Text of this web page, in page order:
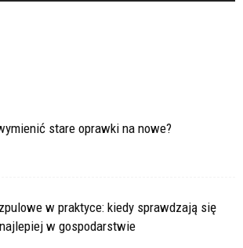
stare oprawki na nowe?
w praktyce: kiedy sprawdzają się
najlepiej w gospodarstwie